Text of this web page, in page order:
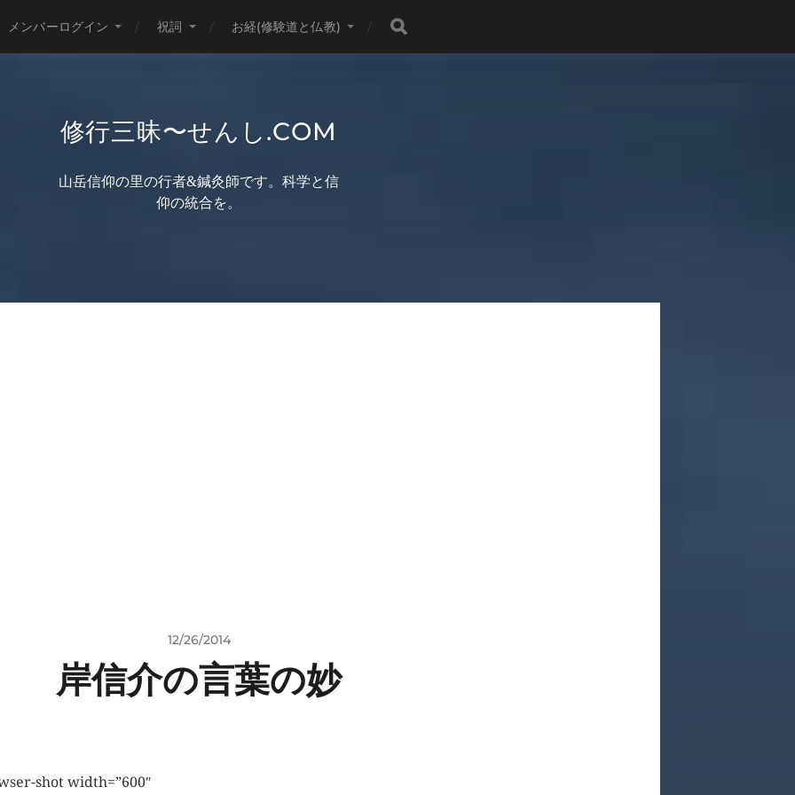
メンバーログイン 祝詞 お経(修験道と仏教)
修行三昧〜せんし.COM
山岳信仰の里の行者&鍼灸師です。科学と信
仰の統合を。
12/26/2014
岸信介の言葉の妙
shot width=”600″